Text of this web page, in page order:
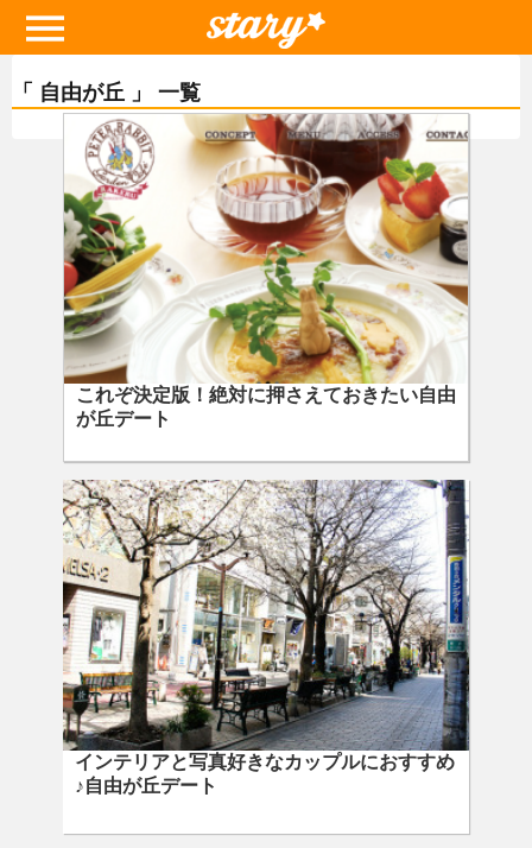
「 自由が丘 」 一覧
これぞ決定版！絶対に押さえておきたい自由
が丘デート
インテリアと写真好きなカップルにおすすめ
♪自由が丘デート